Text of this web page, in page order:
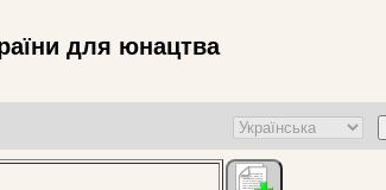
для юнацтва